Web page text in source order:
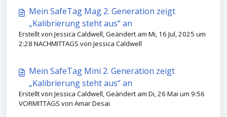
Mein SafeTag Mag 2. Generation zeigt
„Kalibrierung steht aus“ an
Erstellt von Jessica Caldwell, Geändert am Mi, 16 Jul, 2025 um
2:28 NACHMITTAGS von Jessica Caldwell
Mein SafeTag Mini 2. Generation zeigt
„Kalibrierung steht aus“ an
Erstellt von Jessica Caldwell, Geändert am Di, 26 Mai um 9:56
VORMITTAGS von Amar Desai